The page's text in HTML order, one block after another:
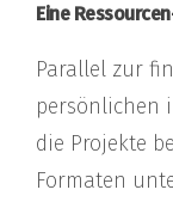
Eine
Parallel zur
persönlichen
die Projekte
Formaten